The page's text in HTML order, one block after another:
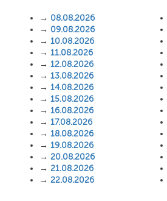
→ 08.08.2026
→ 09.08.2026
→ 10.08.2026
→ 11.08.2026
→ 12.08.2026
→ 13.08.2026
→ 14.08.2026
→ 15.08.2026
→ 16.08.2026
→ 17.08.2026
→ 18.08.2026
→ 19.08.2026
→ 20.08.2026
→ 21.08.2026
→ 22.08.2026